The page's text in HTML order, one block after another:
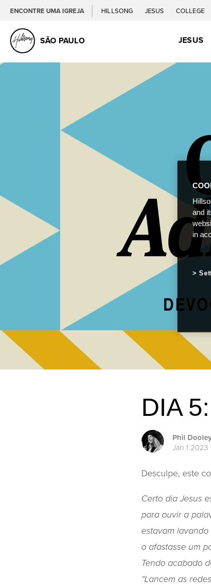
ENCONTRE UMA IGREJA HILLSONG JESUS COLLEGE
SÃO PAULO JESUS
DIA
Phil
Jan 1 2023
Desculpe, este
Certo dia Jesus
para ouvir a
estavam lavando
o afastasse um
Tendo acabado
“Lancem as
and
in